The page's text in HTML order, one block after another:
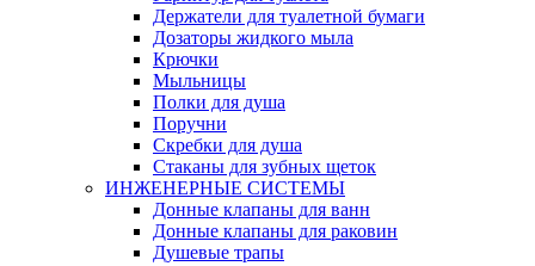
Держатели для туалетной бумаги
Дозаторы жидкого мыла
Крючки
Мыльницы
Полки для душа
Поручни
Скребки для душа
Стаканы для зубных щеток
ИНЖЕНЕРНЫЕ СИСТЕМЫ
Донные клапаны для ванн
Донные клапаны для раковин
Душевые трапы